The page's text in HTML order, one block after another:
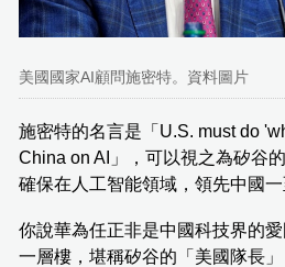
美國國家AI顧問施密特。資料圖片
施密特的名言是「U.S. must do
China on AI」，可以視之為矽谷
確保在人工智能領域，領先中國一
你說華為任正非是中國科技界的
一層樓，堪稱矽谷的「美國隊長